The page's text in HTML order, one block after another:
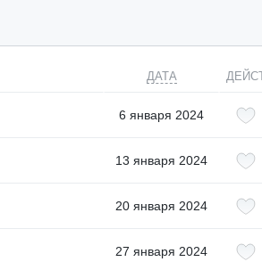
ДАТА
6 января 2024
13 января 2024
20 января 2024
27 января 2024